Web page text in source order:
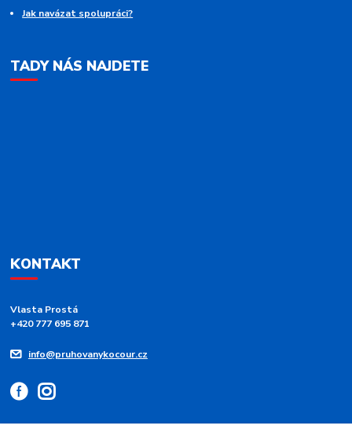
Jak navázat spolupráci?
TADY NÁS NAJDETE
KONTAKT
Vlasta Prostá
+420 777 695 871
info@pruhovanykocour.cz